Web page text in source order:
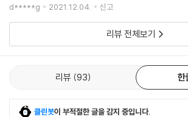
d*****g 2021.12.04. 신고
리뷰 전체보기
리뷰 93 한
클린봇이 부적절한 글을 감지 중입니다.